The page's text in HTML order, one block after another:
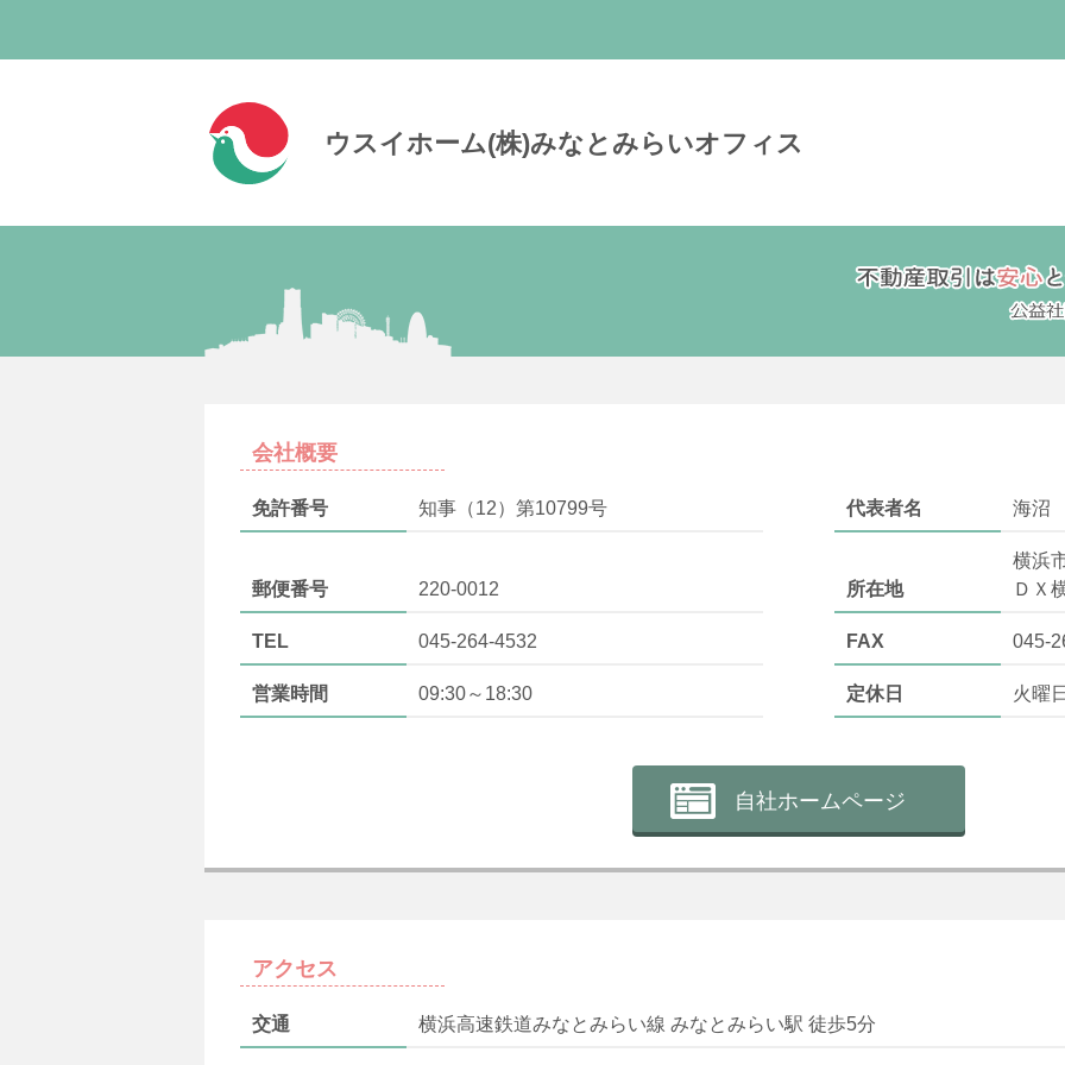
ウスイホーム(株)みなとみらいオフィス
会社概要
免許番号 知事（12）第10799号 代表者名 海沼
郵便番号 220-0012 所在地
横浜
ＤＸ
TEL 045-264-4532 FAX 045-
営業時間 09:30～18:30 定休日 火曜
自社ホームページ
アクセス
交通 横浜高速鉄道みなとみらい線 みなとみらい駅 徒歩5分